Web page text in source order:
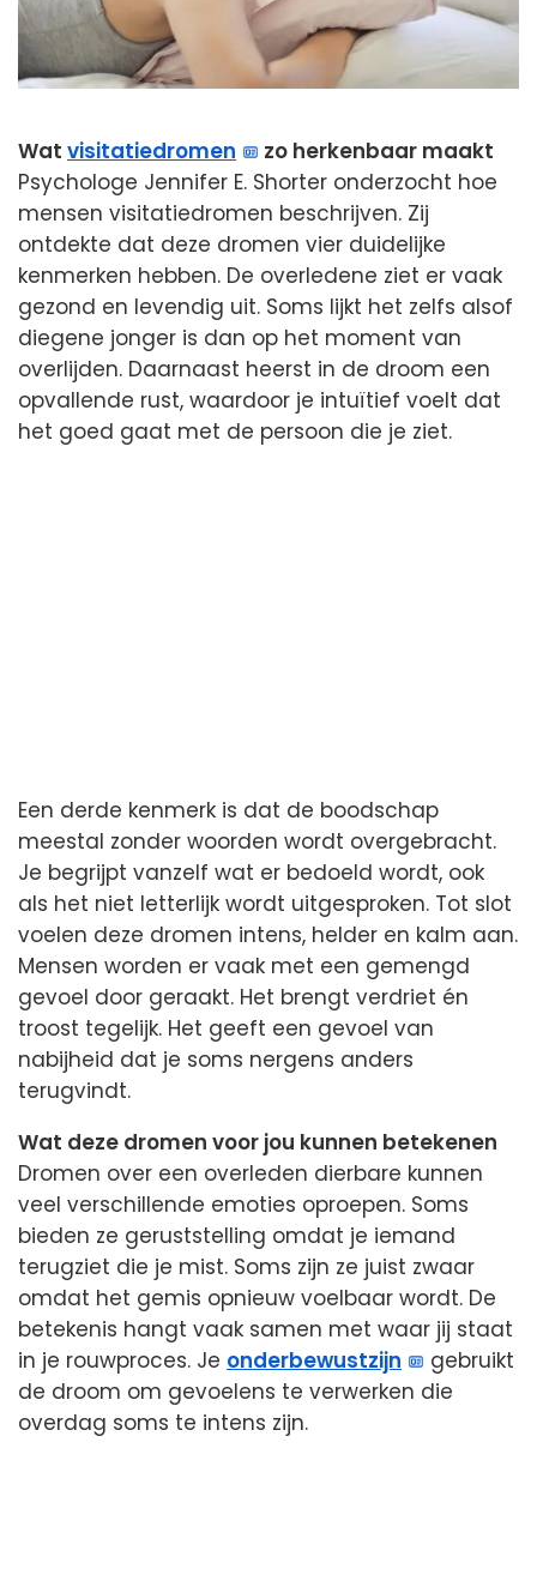
Wat visitatiedromen
zo herkenbaar maakt
Psychologe Jennifer E. Shorter onderzocht hoe
mensen visitatiedromen beschrijven. Zij
ontdekte dat deze dromen vier duidelijke
kenmerken hebben. De overledene ziet er vaak
gezond en levendig uit. Soms lijkt het zelfs alsof
diegene jonger is dan op het moment van
overlijden. Daarnaast heerst in de droom een
opvallende rust, waardoor je intuïtief voelt dat
het goed gaat met de persoon die je ziet.
Een derde kenmerk is dat de boodschap
meestal zonder woorden wordt overgebracht.
Je begrijpt vanzelf wat er bedoeld wordt, ook
als het niet letterlijk wordt uitgesproken. Tot slot
voelen deze dromen intens, helder en kalm aan.
Mensen worden er vaak met een gemengd
gevoel door geraakt. Het brengt verdriet én
troost tegelijk. Het geeft een gevoel van
nabijheid dat je soms nergens anders
terugvindt.
Wat deze dromen voor jou kunnen betekenen
Dromen over een overleden dierbare kunnen
veel verschillende emoties oproepen. Soms
bieden ze geruststelling omdat je iemand
terugziet die je mist. Soms zijn ze juist zwaar
omdat het gemis opnieuw voelbaar wordt. De
betekenis hangt vaak samen met waar jij staat
in je rouwproces. Je onderbewustzijn
gebruikt
de droom om gevoelens te verwerken die
overdag soms te intens zijn.